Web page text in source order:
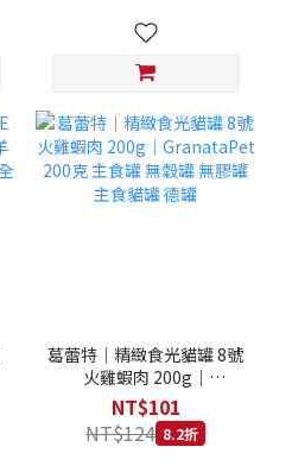
葛蕾特｜精緻食光貓罐 8號
火雞蝦肉 200g｜
GranataPet 200克 主食罐
無穀罐 無膠罐 主食貓罐 德
罐
NT$101
NT$124 8.2折